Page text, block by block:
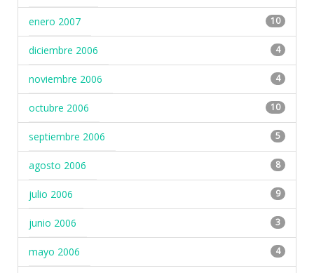
enero 2007 10
diciembre 2006 4
noviembre 2006 4
octubre 2006 10
septiembre 2006 5
agosto 2006 8
julio 2006 9
junio 2006 3
mayo 2006 4